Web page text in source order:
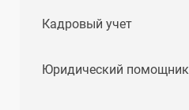
Кадровый учет
Юридический помощник